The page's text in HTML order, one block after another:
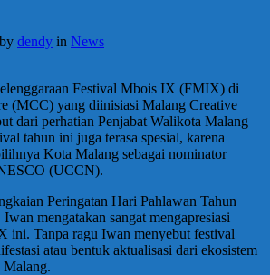
by dendy in News
Festival Mbois IX (FMIX) di
(MCC) yang diinisiasi Malang Creative
dari perhatian Penjabat Walikota Malang
tahun ini juga terasa spesial, karena
Kota Malang sebagai nominator
(UCCN).
Peringatan Hari Pahlawan Tahun
mengatakan sangat mengapresiasi
ini. Tanpa ragu Iwan menyebut festival
atau bentuk aktualisasi dari ekosistem